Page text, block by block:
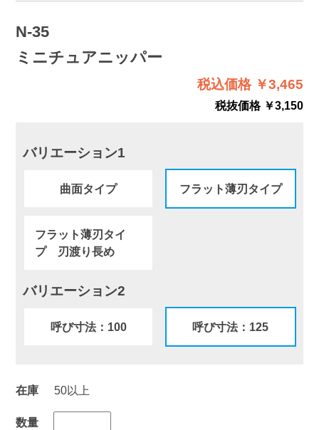
N-35
ミニチュアニッパー
税込価格 ￥3,465
税抜価格 ￥3,150
バリエーション1
曲面タイプ フラット薄刃タイプ
フラット薄刃タイ
プ 刃渡り長め
バリエーション2
呼び寸法：100 呼び寸法：125
在庫 50以上
数量